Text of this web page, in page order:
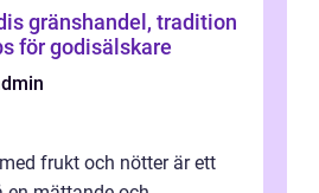
för godisälskare
frukt och nötter är ett